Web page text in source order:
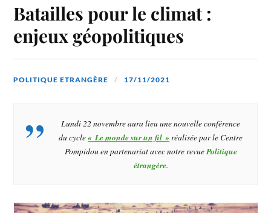
Batailles pour le climat :
enjeux géopolitiques
POLITIQUE ETRANGÈRE 17/11/2021
Lundi 22 novembre aura lieu une nouvelle conférence
du cycle« Le monde sur un fil » réalisée par le Centre
Pompidou en partenariat avec notre revuePolitique
étrangère.